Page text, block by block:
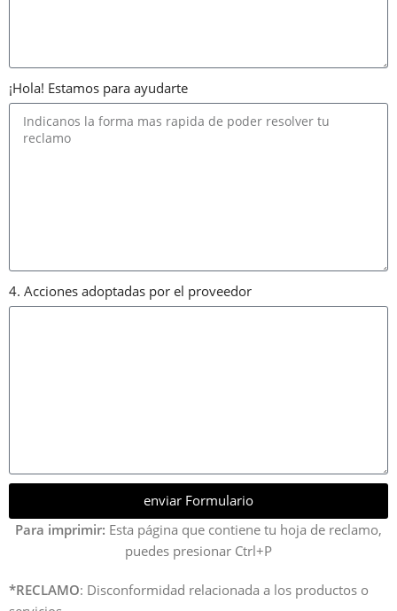
¡Hola! Estamos para ayudarte
4. Acciones adoptadas por el proveedor
enviar Formulario
Para imprimir: Esta página que contiene tu hoja de reclamo,
puedes presionar Ctrl+P
*RECLAMO: Disconformidad relacionada a los productos o